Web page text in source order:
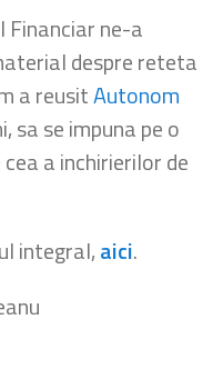
Financiar ne-a
despre reteta
a reusitAutonom
sa se impuna pe o
a inchirierilor de
integral,aici.